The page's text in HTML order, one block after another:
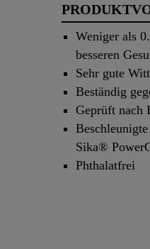
Weniger als
besseren
Sehr gute
Beständig
Geprüft nach
Sika®
Phthalatfrei